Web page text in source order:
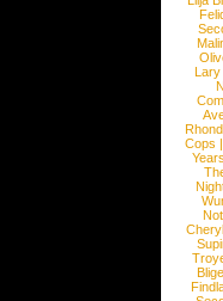
Lary
Cops |
Blige